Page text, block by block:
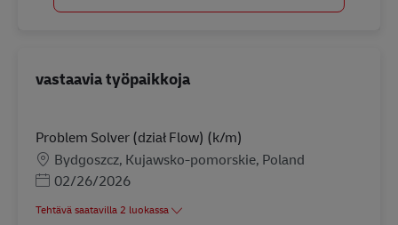
vastaavia työpaikkoja
Problem Solver (dział Flow) (k/m)
SijaintiBydgoszcz, Kujawsko-pomorskie, Poland
Posted Date
02/26/2026
Tehtävä saatavilla 2 luokassa